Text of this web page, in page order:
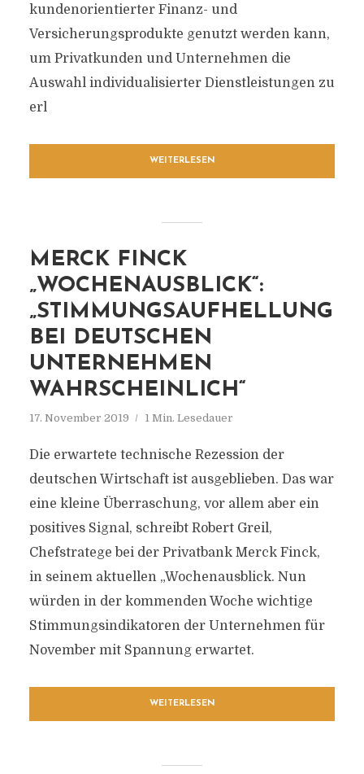
kundenorientierter Finanz- und
Versicherungsprodukte genutzt werden kann,
um Privatkunden und Unternehmen die
Auswahl individualisierter Dienstleistungen zu
erl
WEITERLESEN
MERCK FINCK
„WOCHENAUSBLICK“:
„STIMMUNGSAUFHELLUNG
BEI DEUTSCHEN
UNTERNEHMEN
WAHRSCHEINLICH“
17. November 2019 1 Min. Lesedauer
Die erwartete technische Rezession der
deutschen Wirtschaft ist ausgeblieben. Das war
eine kleine Überraschung, vor allem aber ein
positives Signal, schreibt Robert Greil,
Chefstratege bei der Privatbank Merck Finck,
in seinem aktuellen „Wochenausblick. Nun
würden in der kommenden Woche wichtige
Stimmungsindikatoren der Unternehmen für
November mit Spannung erwartet.
WEITERLESEN